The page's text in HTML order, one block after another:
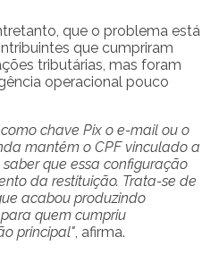
que o problema está
que cumpriram
tributárias, mas foram
operacional pouco
chave Pix o e-mail ou o
mantêm o CPF vinculado a
que essa configuração
da restituição. Trata-se de
acabou produzindo
quem cumpriu
principal", afirma.